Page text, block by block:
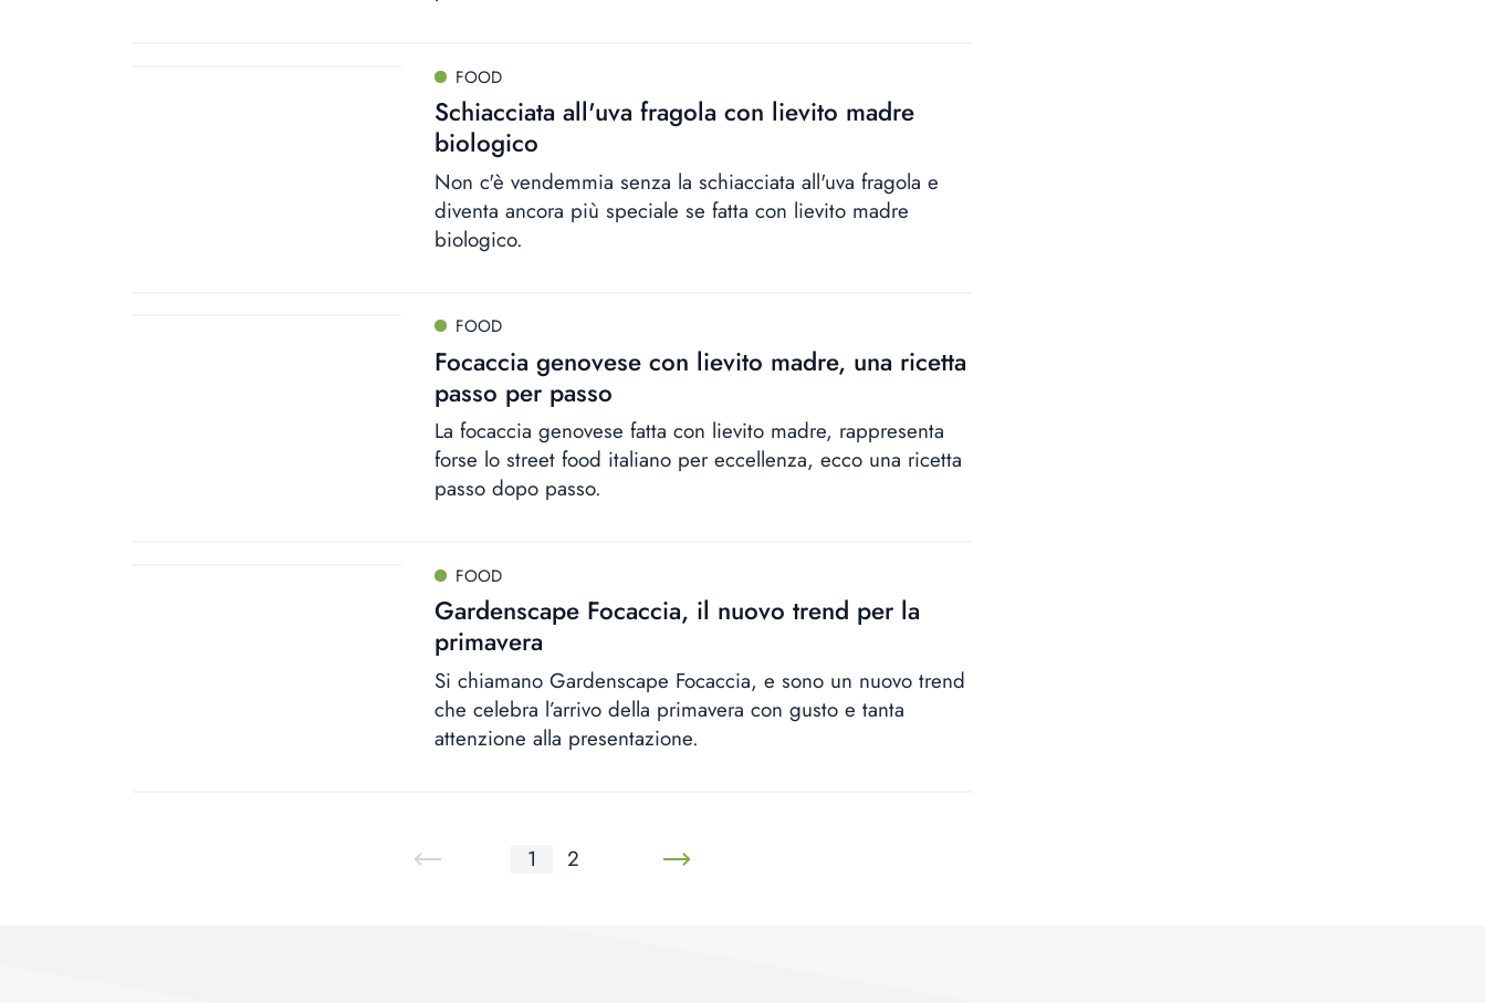
FOOD
Schiacciata all'uva fragola con lievito madre
biologico
Non c'è vendemmia senza la schiacciata all'uva fragola e
diventa ancora più speciale se fatta con lievito madre
biologico.
FOOD
Focaccia genovese con lievito madre, una ricetta
passo per passo
La focaccia genovese fatta con lievito madre, rappresenta
forse lo street food italiano per eccellenza, ecco una ricetta
passo dopo passo.
FOOD
Gardenscape Focaccia, il nuovo trend per la
primavera
Si chiamano Gardenscape Focaccia, e sono un nuovo trend
che celebra l’arrivo della primavera con gusto e tanta
attenzione alla presentazione.
1 2